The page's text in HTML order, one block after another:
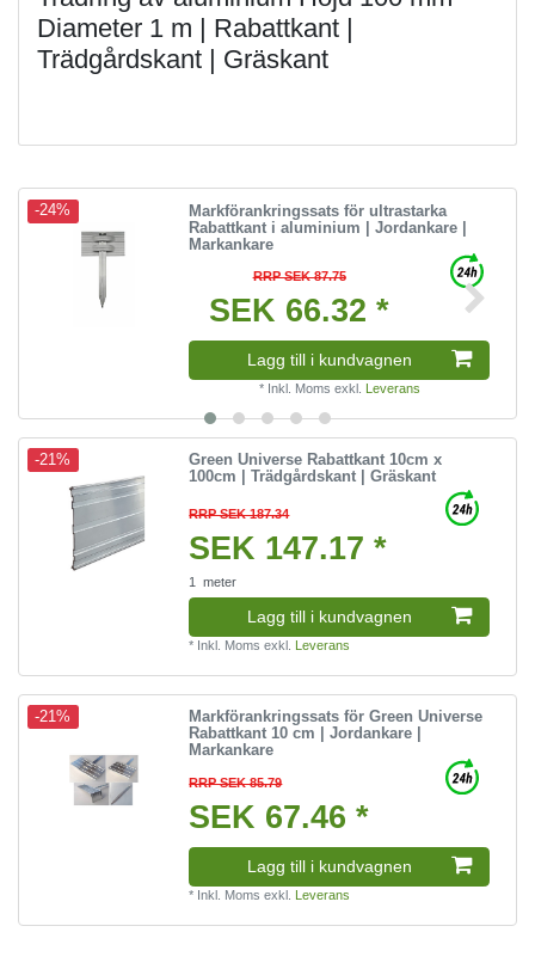
Diameter 1 m | Rabattkant |
Trädgårdskant | Gräskant
-24%
Markförankringssats för ultrastarka
Rabattkant i aluminium | Jordankare |
Markankare
RRP SEK 87.75
SEK 66.32 *
Lagg till i kundvagnen
* Inkl. Moms exkl. Leverans
-21%
Green Universe Rabattkant 10cm x
100cm | Trädgårdskant | Gräskant
RRP SEK 187.34
SEK 147.17 *
1 meter
Lagg till i kundvagnen
* Inkl. Moms exkl. Leverans
-21%
Markförankringssats för Green Universe
Rabattkant 10 cm | Jordankare |
Markankare
RRP SEK 85.79
SEK 67.46 *
Lagg till i kundvagnen
* Inkl. Moms exkl. Leverans